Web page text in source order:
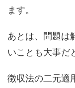
ます。
あとは、問題は
いことも大事だ
徴収法の二元適